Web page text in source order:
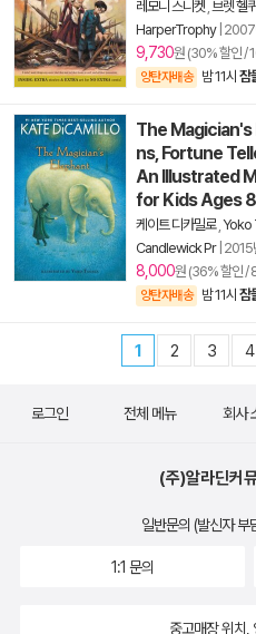
레모니 스니켓 브렛 헬
HarperTrophy| 2007
9,730원 (30% 할인 /
양탄자배송 밤 11시 잠
The Magician's
ns, Fortune
An Illustrated
for Kids Ages
케이트 디카밀로, Yoko
Candlewick Pr| 2015
8,000원 (36% 할인 /
양탄자배송 밤 11시 잠
1 2 3 4
로그인 전체 메뉴 회사
(주)알라딘커
일반문의 (발신자 부
1:1 문의
중고매장 위치,